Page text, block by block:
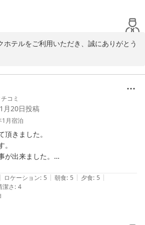
ホテルをご利用いただき、誠にありがとう
、海と竹島の眺めをお楽しみいただけたと
す。
ら、ぜひ季節ごとに異なる景色とお料理を
ち申し上げております。
宿泊課
コミ
月20日投稿
月宿泊
きました。
出来ました。
| ロケーション: 5 | 朝食: 5 | 夕食: 5 |
潔さ: 4